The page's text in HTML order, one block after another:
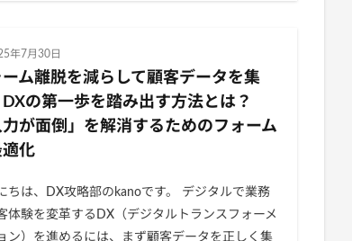
年7月30日
ーム離脱を減らして顧客データを集
の第一歩を踏み出す方法とは？
力が面倒」を解消するためのフォーム
適化
ちは、DX攻略部のkanoです。 デジタルで業務
体験を変革するDX（デジタルトランスフォーメ
ン）を進めるには、まず顧客データを正しく集